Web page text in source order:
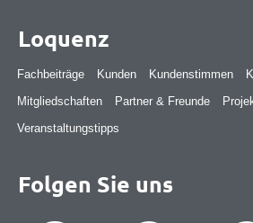
Loquenz
Fachbeiträge Kunden Kundenstimmen
Mitgliedschaften
Partner & Freunde
Veranstaltungstipps
Folgen Sie uns